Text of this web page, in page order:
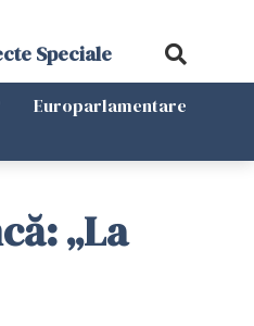
Speciale
Europarlamentare
„La